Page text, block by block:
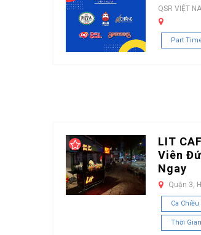
QSR VIỆT
Part
LIT
Viên
Ngay
Quận 3,
Ca Chiều
Thời